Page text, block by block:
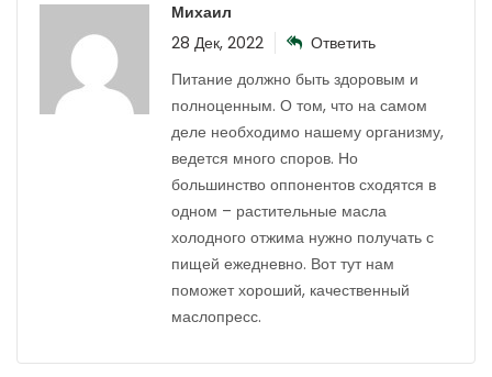
Михаил
28 Дек, 2022
Ответить
Питание должно быть здоровым и
полноценным. О том, что на самом
деле необходимо нашему организму,
ведется много споров. Но
большинство оппонентов сходятся в
одном – растительные масла
холодного отжима нужно получать с
пищей ежедневно. Вот тут нам
поможет хороший, качественный
маслопресс.